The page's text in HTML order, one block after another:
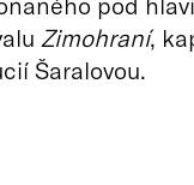
Zimohraní,
Šaralovou.